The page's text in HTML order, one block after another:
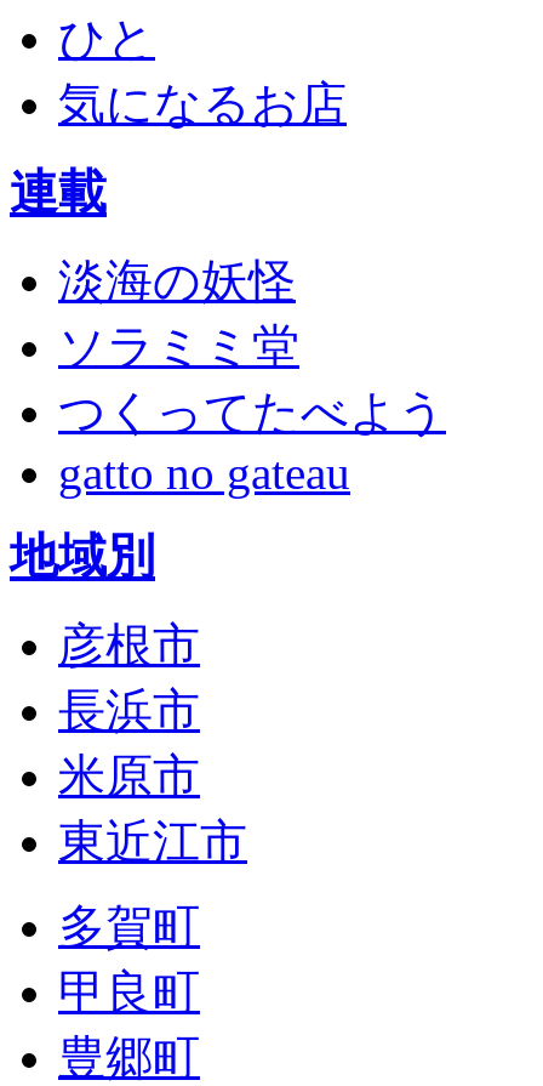
ひと
気になるお店
連載
淡海の妖怪
ソラミミ堂
つくってたべよう
gatto no gateau
地域別
彦根市
長浜市
米原市
東近江市
多賀町
甲良町
豊郷町